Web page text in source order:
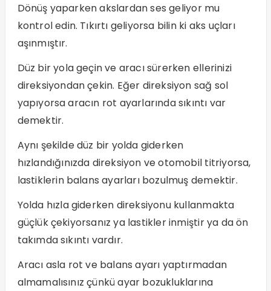
Dönüş yaparken akslardan ses geliyor mu
kontrol edin. Tıkırtı geliyorsa bilin ki aks uçları
aşınmıştır.
Düz bir yola geçin ve aracı sürerken ellerinizi
direksiyondan çekin. Eğer direksiyon sağ sol
yapıyorsa aracın rot ayarlarında sıkıntı var
demektir.
Aynı şekilde düz bir yolda giderken
hızlandığınızda direksiyon ve otomobil titriyorsa,
lastiklerin balans ayarları bozulmuş demektir.
Yolda hızla giderken direksiyonu kullanmakta
güçlük çekiyorsanız ya lastikler inmiştir ya da ön
takımda sıkıntı vardır.
Aracı asla rot ve balans ayarı yaptırmadan
almamalısınız çünkü ayar bozukluklarına